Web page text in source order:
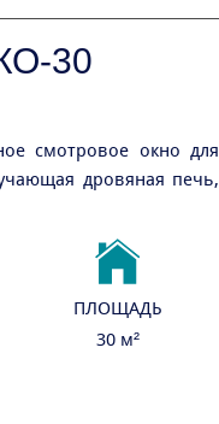
30
смотровое окно для
дровяная печь,
ПЛОЩАДЬ
30 м²